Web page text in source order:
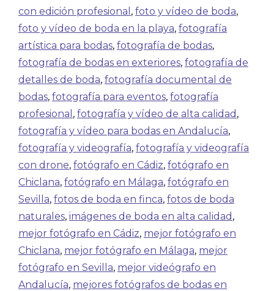
con edición profesional , foto y vídeo de boda,
foto y vídeo de boda en la playa, fotografía
artística para bodas, fotografía de bodas,
fotografía de bodas en exteriores, fotografía de
detalles de boda, fotografía documental de
bodas, fotografía para eventos, fotografía
profesional , fotografía y vídeo de alta calidad ,
fotografía y vídeo para bodas en Andalucía,
fotografía y videografía, fotografía y videografía
con drone, fotógrafo en Cádiz, fotógrafo en
Chiclana, fotógrafo en Málaga, fotógrafo en
Sevilla, fotos de boda en finca, fotos de boda
naturales, imágenes de boda en alta calidad ,
mejor fotógrafo en Cádiz, mejor fotógrafo en
Chiclana, mejor fotógrafo en Málaga, mejor
fotógrafo en Sevilla, mejor videógrafo en
Andalucía, mejores fotógrafos de bodas en